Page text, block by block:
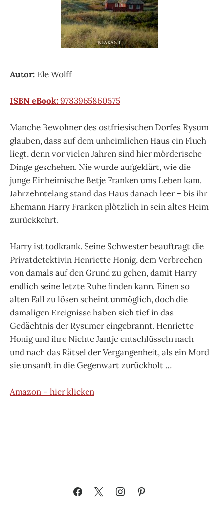
Autor: Ele Wolff
ISBN eBook:9783965860575
Manche Bewohner des ostfriesischen Dorfes Rysum
glauben, dass auf dem unheimlichen Haus ein Fluch
liegt, denn vor vielen Jahren sind hier mörderische
Dinge geschehen. Nie wurde aufgeklärt, wie die
junge Einheimische Betje Franken ums Leben kam.
Jahrzehntelang stand das Haus danach leer – bis ihr
Ehemann Harry Franken plötzlich in sein altes Heim
zurückkehrt.
Harry ist todkrank. Seine Schwester beauftragt die
Privatdetektivin Henriette Honig, dem Verbrechen
von damals auf den Grund zu gehen, damit Harry
endlich seine letzte Ruhe finden kann. Einen so
alten Fall zu lösen scheint unmöglich, doch die
damaligen Ereignisse haben sich tief in das
Gedächtnis der Rysumer eingebrannt. Henriette
Honig und ihre Nichte Jantje entschlüsseln nach
und nach das Rätsel der Vergangenheit, als ein Mord
sie unsanft in die Gegenwart zurückholt …
Amazon – hier klicken